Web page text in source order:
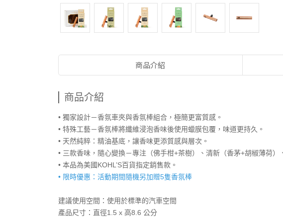
商品介紹
商品介紹
• 獨家設計－香氛車夾與香氛棒組合，極簡更富質感。
• 特殊工藝－香氛棒將纖維浸泡香味後使用蠟膜包覆，味道更持久。
• 天然純粹：精油基底，讓香味更添質感與層次。
• 三款香味，隨心變換－專注（佛手柑+茶樹）、清新（香茅+胡椒薄荷
• 本品為美國KOHL’S百貨指定銷售款。
• 限時優惠：活動期間隨機另加贈5隻香氛棒
建議使用空間：使用於標準的汽車空間
產品尺寸：直徑1.5 x 高8.6 公分